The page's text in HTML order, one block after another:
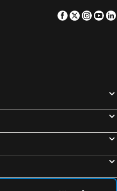
Facebook
Twitter